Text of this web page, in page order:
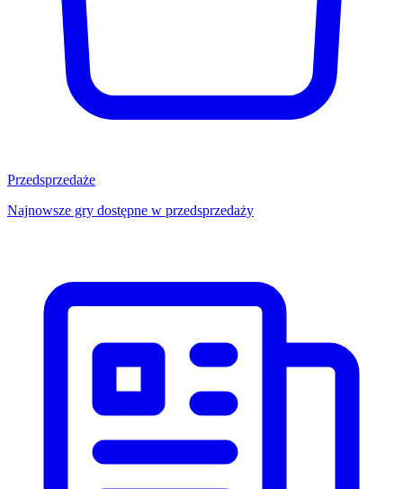
Przedsprzedaże
Najnowsze gry dostępne w przedsprzedaży